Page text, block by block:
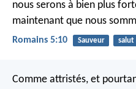
nous serons à bien plus
maintenant que nous
Romains 5:10 Sauveur salut
Comme attristés, et